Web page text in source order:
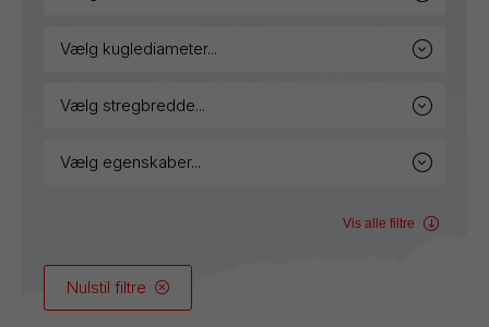
vælg kuglediameter...
vælg stregbredde...
vælg egenskaber...
Vis alle filtre
Nulstil filtre